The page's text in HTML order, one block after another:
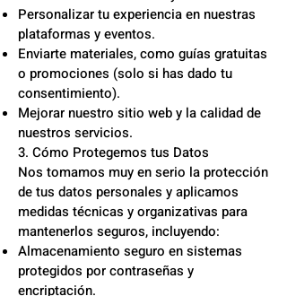
Personalizar tu experiencia en nuestras
plataformas y eventos.
Enviarte materiales, como guías gratuitas
o promociones (solo si has dado tu
consentimiento).
Mejorar nuestro sitio web y la calidad de
nuestros servicios.
3. Cómo Protegemos tus Datos
Nos tomamos muy en serio la protección
de tus datos personales y aplicamos
medidas técnicas y organizativas para
mantenerlos seguros, incluyendo:
Almacenamiento seguro en sistemas
protegidos por contraseñas y
encriptación.